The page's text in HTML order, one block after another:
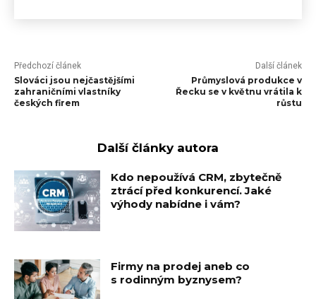
Předchozí článek
Slováci jsou nejčastějšími
zahraničními vlastníky
českých firem
Další článek
Průmyslová produkce v
Řecku se v květnu vrátila k
růstu
Další články autora
Kdo nepoužívá CRM, zbytečně
ztrácí před konkurencí. Jaké
výhody nabídne i vám?
Firmy na prodej aneb co
s rodinným byznysem?